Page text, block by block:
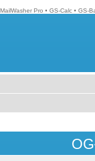
MailWasher Pro • GS-Calc • GS-